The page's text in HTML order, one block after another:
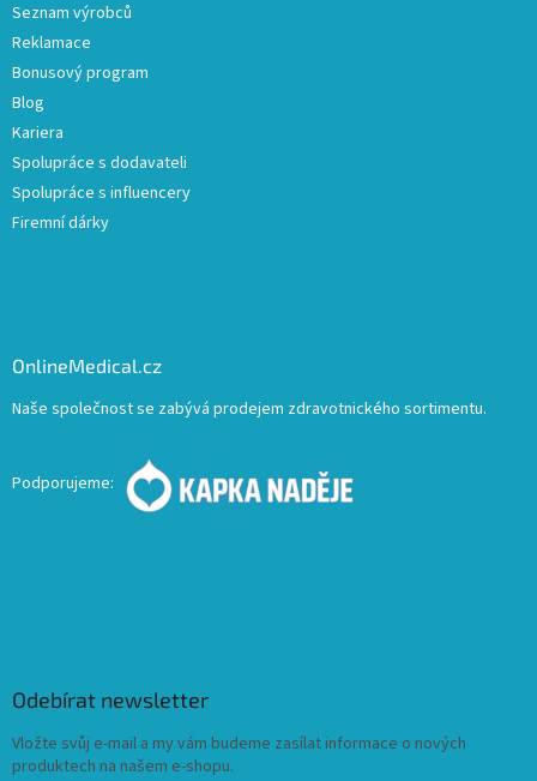
Seznam výrobců
Reklamace
Bonusový program
Blog
Kariera
Spolupráce s dodavateli
Spolupráce s influencery
Firemní dárky
OnlineMedical.cz
Naše společnost se zabývá prodejem zdravotnického sortimentu.
Podporujeme:
Odebírat newsletter
Vložte svůj e-mail a my vám budeme zasílat informace o nových
produktech na našem e-shopu.